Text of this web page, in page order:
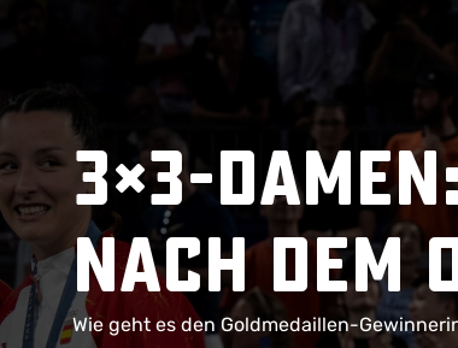
3×3-
nach dem
Wie geht es den Goldmedaillen-